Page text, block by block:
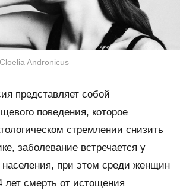
Andronicus
представляет собой
поведения, которое
стремлении снизить
заболевание встречается у
населения, при этом среди женщин
лет смерть от истощения